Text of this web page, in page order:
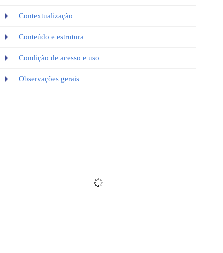
Contextualização
Conteúdo e estrutura
Condição de acesso e uso
Observações gerais